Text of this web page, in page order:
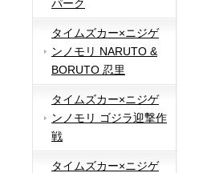
パーク
タイムズカー×ニジゲ
ンノモリ NARUTO &
BORUTO 忍里
タイムズカー×ニジゲ
ンノモリ ゴジラ迎撃作
戦
タイムズカー×ニジゲ